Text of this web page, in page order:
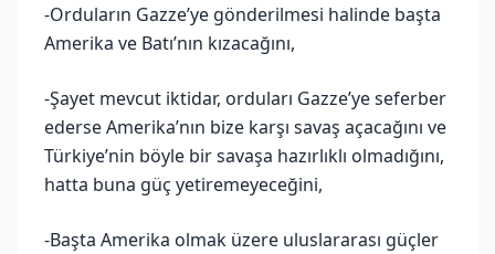
-Orduların Gazze’ye gönderilmesi halinde başta
Amerika ve Batı’nın kızacağını,
-Şayet mevcut iktidar, orduları Gazze’ye seferber
ederse Amerika’nın bize karşı savaş açacağını ve
Türkiye’nin böyle bir savaşa hazırlıklı olmadığını,
hatta buna güç yetiremeyeceğini,
-Başta Amerika olmak üzere uluslararası güçler